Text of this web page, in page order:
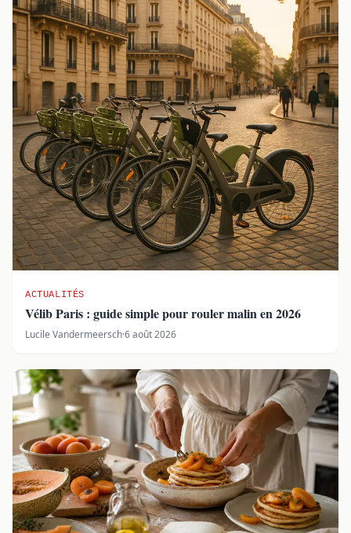
ACTUALITÉS
Vélib Paris : guide simple pour rouler malin en 2026
Lucile Vandermeersch·6 août 2026